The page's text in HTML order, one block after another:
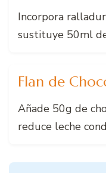
Incorpora
sustituye 50ml
Flan de
Añade 50g de
reduce leche